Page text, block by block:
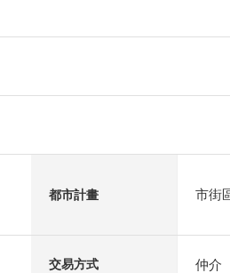
都市計畫 市街
交易方式 仲介